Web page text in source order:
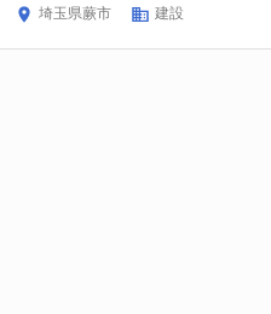
埼玉県蕨市 建設